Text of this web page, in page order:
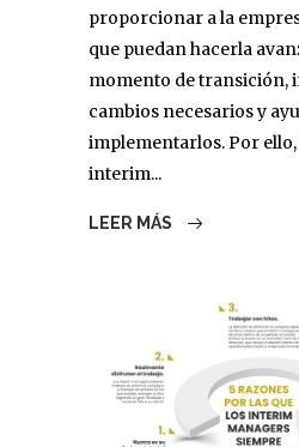
proporcionar a la
que puedan hacerla
momento de transición,
cambios necesarios y
implementarlos. Por
interim...
LEER MÁS